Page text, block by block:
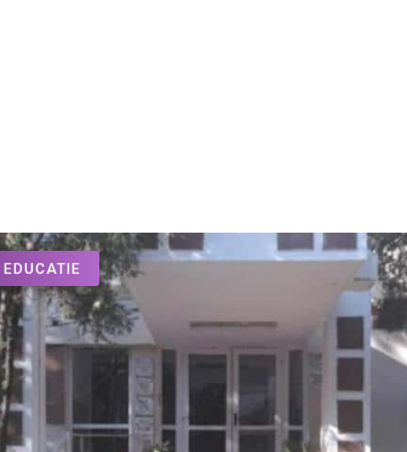
EDUCATIE